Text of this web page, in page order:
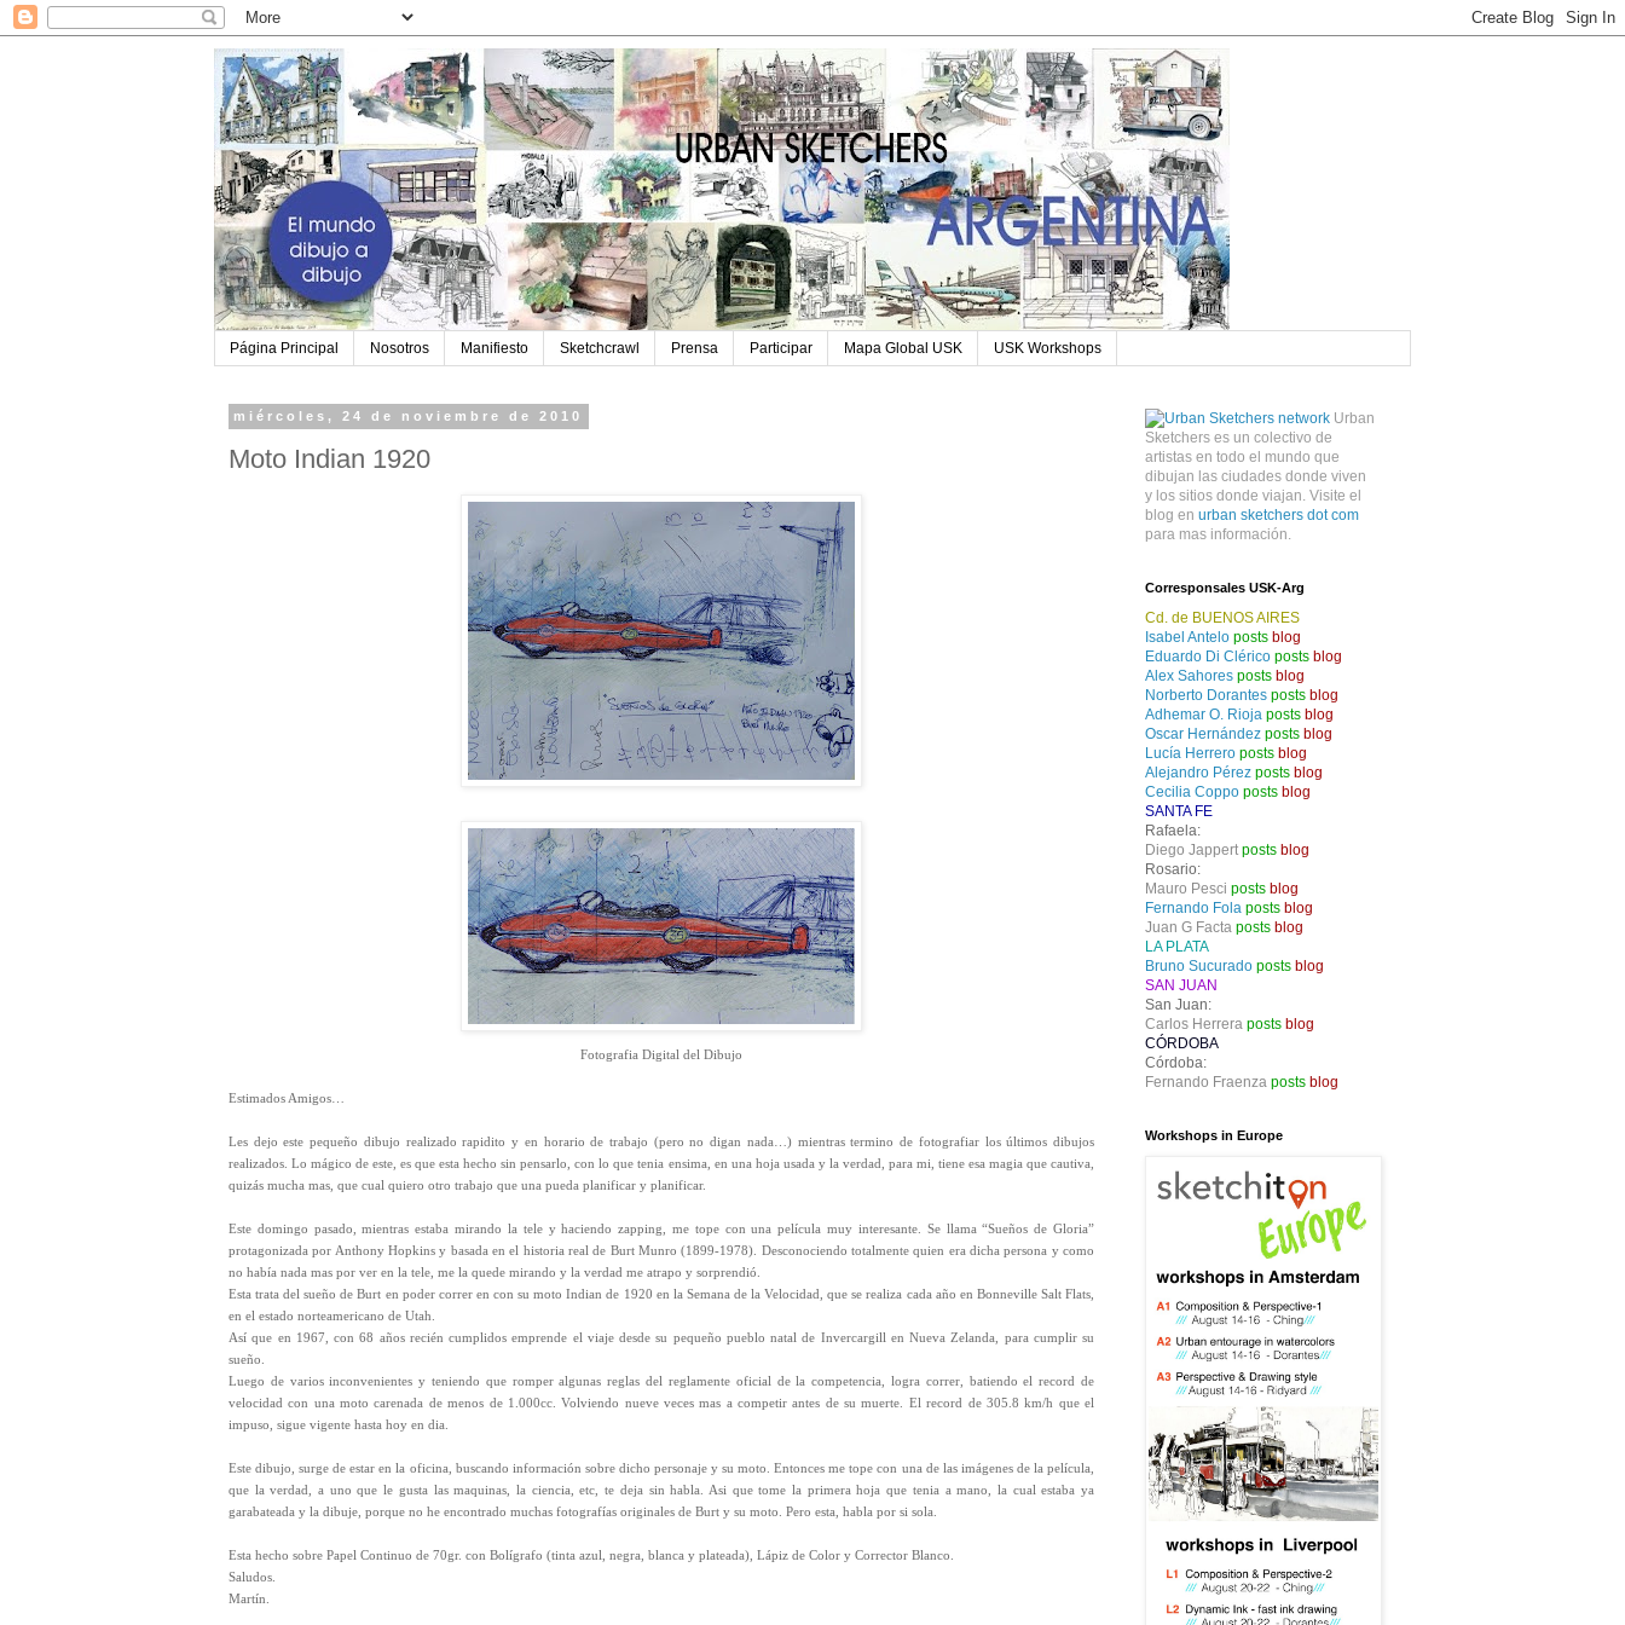
Página Principal Nosotros Manifiesto Sketchcrawl Prensa Participar Mapa Global USK USK Workshops
miércoles, 24 de noviembre de 2010
Moto Indian 1920
Fotografia Digital del Dibujo
Estimados Amigos…
Les dejo este pequeño dibujo realizado rapidito y en horario de trabajo (pero no digan nada…) mientras termino de fotografiar los últimos dibujos
realizados. Lo mágico de este, es que esta hecho sin pensarlo, con lo que tenia ensima, en una hoja usada y la verdad, para mi, tiene esa magia que cautiva,
quizás mucha mas, que cual quiero otro trabajo que una pueda planificar y planificar.
Este domingo pasado, mientras estaba mirando la tele y haciendo zapping, me tope con una película muy interesante. Se llama “Sueños de Gloria”
protagonizada por Anthony Hopkins y basada en el historia real de Burt Munro (1899-1978). Desconociendo totalmente quien era dicha persona y como
no había nada mas por ver en la tele, me la quede mirando y la verdad me atrapo y sorprendió.
Esta trata del sueño de Burt en poder correr en con su moto Indian de 1920 en la Semana de la Velocidad, que se realiza cada año en Bonneville Salt Flats,
en el estado norteamericano de Utah.
Así que en 1967, con 68 años recién cumplidos emprende el viaje desde su pequeño pueblo natal de Invercargill en Nueva Zelanda, para cumplir su
sueño.
Luego de varios inconvenientes y teniendo que romper algunas reglas del reglamente oficial de la competencia, logra correr, batiendo el record de
velocidad con una moto carenada de menos de 1.000cc. Volviendo nueve veces mas a competir antes de su muerte. El record de 305.8 km/h que el
impuso, sigue vigente hasta hoy en dia.
Este dibujo, surge de estar en la oficina, buscando información sobre dicho personaje y su moto. Entonces me tope con una de las imágenes de la película,
que la verdad, a uno que le gusta las maquinas, la ciencia, etc, te deja sin habla. Asi que tome la primera hoja que tenia a mano, la cual estaba ya
garabateada y la dibuje, porque no he encontrado muchas fotografías originales de Burt y su moto. Pero esta, habla por si sola.
Esta hecho sobre Papel Continuo de 70gr. con Bolígrafo (tinta azul, negra, blanca y plateada), Lápiz de Color y Corrector Blanco.
Saludos.
Martín.
Urban
Sketchers es un colectivo de
artistas en todo el mundo que
dibujan las ciudades donde viven
y los sitios donde viajan. Visite el
blog en urban sketchers dot com
para mas información.
Corresponsales USK-Arg
Cd. de BUENOS AIRES
Isabel Antelo posts blog
Eduardo Di Clérico posts blog
Alex Sahores posts blog
Norberto Dorantes posts blog
Adhemar O. Rioja posts blog
Oscar Hernández posts blog
Lucía Herrero posts blog
Alejandro Pérez posts blog
Cecilia Coppo posts blog
SANTA FE
Rafaela:
Diego Jappert posts blog
Rosario:
Mauro Pesci posts blog
Fernando Fola posts blog
Juan G Facta posts blog
LA PLATA
Bruno Sucurado posts blog
SAN JUAN
San Juan:
Carlos Herrera posts blog
CÓRDOBA
Córdoba:
Fernando Fraenza posts blog
Workshops in Europe